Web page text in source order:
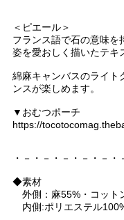
＜ピエール＞
フランス語で石の意味を
姿を愛おしく描いたテキ
綿麻キャンバスのライト
ンスが楽しめます。
▼おむつポーチ
https://
・－・－・－・－・－
◆素材
外側：麻55%・コット
内側:ポリエステル